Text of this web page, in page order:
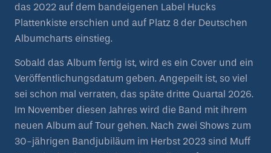
das 2022 auf dem bandeigenen Label Hucks
Plattenkiste erschien und auf Platz 8 der Deutschen
Albumcharts einstieg.
Sobald das Album fertig ist, wird es ein Cover und ein
Veröffentlichungsdatum geben. Angepeilt ist, so viel
sei schon mal verraten, das späte dritte Quartal 2026.
Im November diesen Jahres wird die Band mit ihrem
neuen Album auf Tour gehen. Nach zwei Shows zum
30-jährigen Bandjubiläum im Herbst 2023 sind Muff